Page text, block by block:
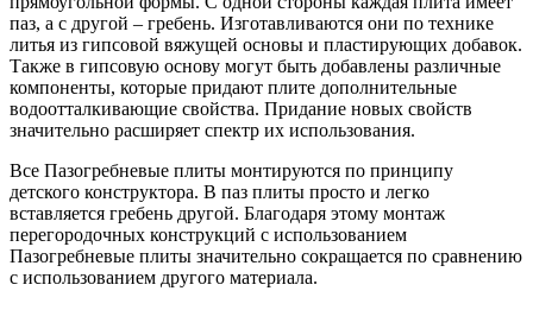
паз, а с другой – гребень. Изготавливаются они по технике
литья из гипсовой вяжущей основы и пластирующих добавок.
Также в гипсовую основу могут быть добавлены различные
компоненты, которые придают плите дополнительные
водоотталкивающие свойства. Придание новых свойств
значительно расширяет спектр их использования.
Все Пазогребневые плиты монтируются по принципу
детского конструктора. В паз плиты просто и легко
вставляется гребень другой. Благодаря этому монтаж
перегородочных конструкций с использованием
Пазогребневые плиты значительно сокращается по сравнению
с использованием другого материала.